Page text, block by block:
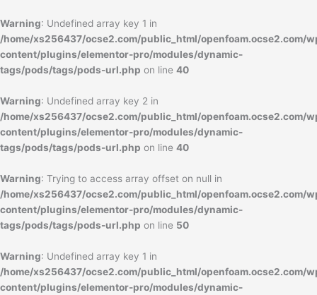
Warning: Undefined array key 1 in
/home/xs256437/ocse2.com/public_html/openfoam.ocse2.com/
content/plugins/elementor-pro/modules/dynamic-
tags/pods/tags/pods-url.php on line 40
Warning: Undefined array key 2 in
/home/xs256437/ocse2.com/public_html/openfoam.ocse2.com/
content/plugins/elementor-pro/modules/dynamic-
tags/pods/tags/pods-url.php on line 40
Warning: Trying to access array offset on null in
/home/xs256437/ocse2.com/public_html/openfoam.ocse2.com/
content/plugins/elementor-pro/modules/dynamic-
tags/pods/tags/pods-url.php on line 50
Warning: Undefined array key 1 in
/home/xs256437/ocse2.com/public_html/openfoam.ocse2.com/
content/plugins/elementor-pro/modules/dynamic-
容
を
ス
キ
プ